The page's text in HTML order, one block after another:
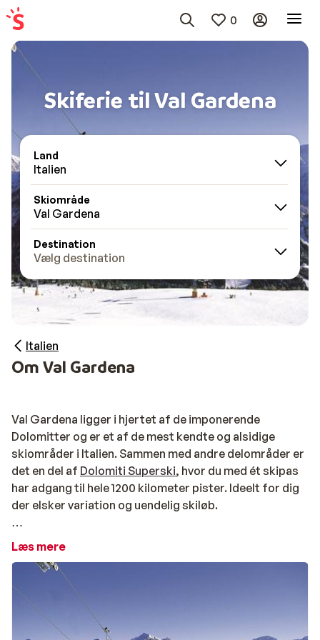
0
Skiferie til Val Gardena
Land
Italien
Skiområde
Val Gardena
Destination
Vælg destination
Italien
Om Val Gardena
Val Gardena ligger i hjertet af de imponerende
Dolomitter og er et af de mest kendte og alsidige
skiområder i Italien. Sammen med andre delområder er
det en del af Dolomiti Superski, hvor du med ét skipas
har adgang til hele 1200 kilometer pister. Ideelt for dig
der elsker variation og uendelig skiløb.
Højdepunket i området er den berømte Sella Ronda: en
tager 5–6 timer og fører dig gennem flere skiområder.
enhver skiløber ikke bør gå glip af.
Læs mere